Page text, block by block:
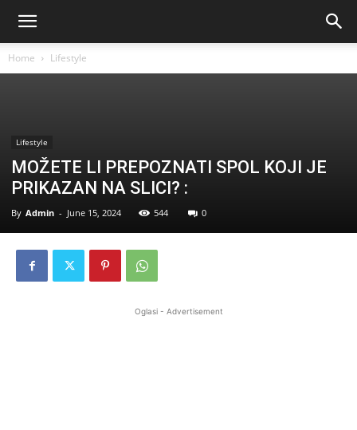
Home Lifestyle
Lifestyle
MOŽETE LI PREPOZNATI SPOL KOJI JE
PRIKAZAN NA SLICI? :
By Admin - June 15, 2024 544 0
Oglasi - Advertisement